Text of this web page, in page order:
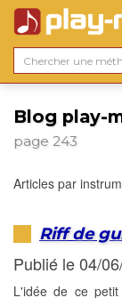
Blog play-
page 243
Articles par
Riff de
Publié le 04/
L'idée de ce